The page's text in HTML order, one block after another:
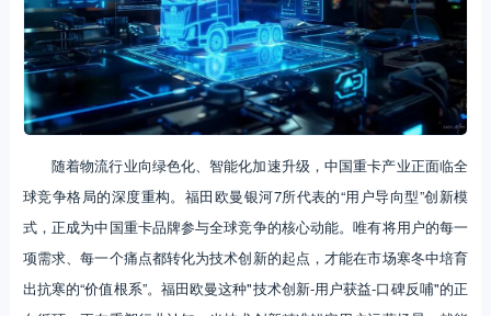
随着物流行业向绿色化、智能化加速升级，中国重卡产业正面临全
球竞争格局的深度重构。福田欧曼银河7所代表的“用户导向型”创新模
式，正成为中国重卡品牌参与全球竞争的核心动能。唯有将用户的每一
项需求、每一个痛点都转化为技术创新的起点，才能在市场寒冬中培育
出抗寒的“价值根系”。福田欧曼这种"技术创新-用户获益-口碑反哺"的正